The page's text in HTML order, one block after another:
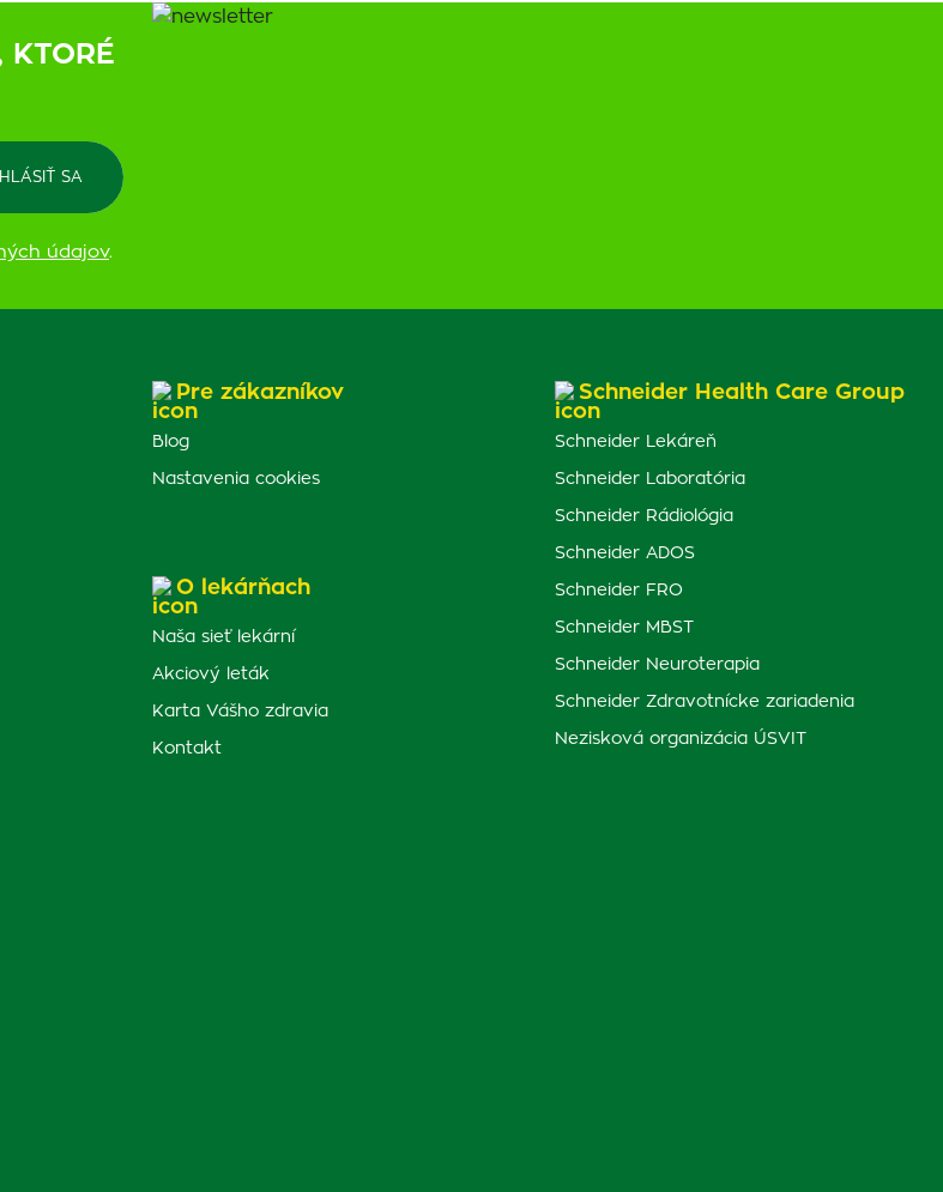
KTORÉ
údajov.
Pre zákazníkov
Blog
Nastavenia cookies
O lekárňach
Naša sieť lekární
Akciový leták
Karta Vášho zdravia
Kontakt
Schneider Health Care Group
Schneider Lekáreň
Schneider Laboratória
Schneider Rádiológia
Schneider ADOS
Schneider FRO
Schneider MBST
Schneider Neuroterapia
Schneider Zdravotnícke zariadenia
Nezisková organizácia ÚSVIT